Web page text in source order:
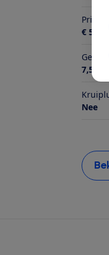
Prijs
€ 54,99
7,5 kg
Nee